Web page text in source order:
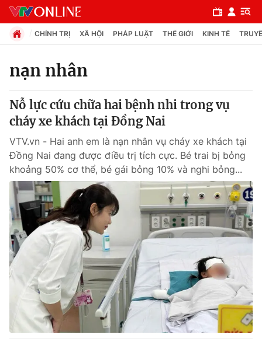
Chuyên mục
Chính trị
Xã hội
Pháp luật
Y tế
Thế giới
Tin tức
Thế giới đó đây
Câu chuyện quốc tế
Kinh tế
Tài chính
Thị trường
Dữ liệu và đời sống
CHÍNH TRỊ XÃ HỘI PHÁP LUẬT THẾ GIỚI KINH TẾ
nạn nhân
Nỗ lực cứu chữa hai bệnh nhi trong vụ
cháy xe khách tại Đồng Nai
VTV.vn - Hai anh em là nạn nhân vụ cháy xe khách tại
Đồng Nai đang được điều trị tích cực. Bé trai bị bỏng
khoảng 50% cơ thể, bé gái bỏng 10% và nghi bỏng...